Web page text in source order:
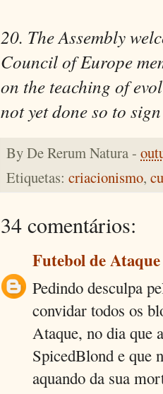
20. The Assembly
Council of Europe
on the teaching of
not yet done so to
ByDe Rerum Natura-
Etiquetas: criacionismo,
34 comentários:
Futebol de Ataque
Pedindo desculpa
convidar todos os
Ataque, no dia que
SpicedBlond e que
aquando da sua